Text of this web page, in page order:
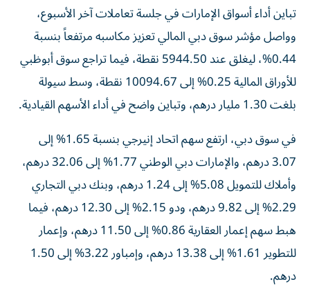
تباين أداء أسواق الإمارات في جلسة تعاملات آخر الأسبوع،
وواصل مؤشر سوق دبي المالي تعزيز مكاسبه مرتفعاً بنسبة
0.44%، ليغلق عند 5944.50 نقطة، فيما تراجع سوق أبوظبي
للأوراق المالية 0.25% إلى 10094.67 نقطة، وسط سيولة
بلغت 1.30 مليار درهم، وتباين واضح في أداء الأسهم القيادية.
في سوق دبي، ارتفع سهم اتحاد إنيرجي بنسبة 1.65% إلى
3.07 درهم، والإمارات دبي الوطني 1.77% إلى 32.06 درهم،
وأملاك للتمويل 5.08% إلى 1.24 درهم، وبنك دبي التجاري
2.29% إلى 9.82 درهم، ودو 2.15% إلى 12.30 درهم، فيما
هبط سهم إعمار العقارية 0.86% إلى 11.50 درهم، وإعمار
للتطوير 1.61% إلى 13.38 درهم، وإمباور 3.22% إلى 1.50
درهم.